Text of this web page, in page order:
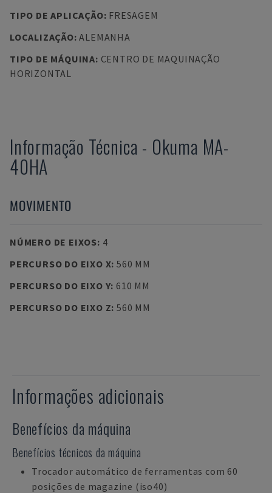
TIPO DE APLICAÇÃO: FRESAGEM
LOCALIZAÇÃO:ALEMANHA
TIPO DE MÁQUINA: CENTRO DE MAQUINAÇÃO
HORIZONTAL
Informação Técnica - Okuma MA-
40HA
MOVIMENTO
NÚMERO DE EIXOS: 4
PERCURSO DO EIXO X: 560 MM
PERCURSO DO EIXO Y: 610 MM
PERCURSO DO EIXO Z: 560 MM
Informações adicionais
Benefícios da máquina
Benefícios técnicos da máquina
Trocador automático de ferramentas com 60
posições de magazine (iso40)